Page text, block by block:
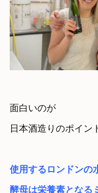
面白いのが
日本酒造りのポイン
使用するロンドンの
酵母は栄養素となる